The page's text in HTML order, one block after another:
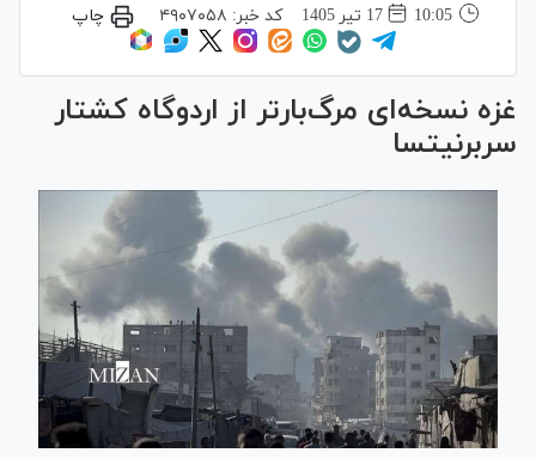
10:05
17 تير 1405 کد خبر: ۴۹۰۷۰۵۸ چاپ
غزه نسخه‌ای مرگ‌بارتر از اردوگاه کشتار
سربرنیتسا